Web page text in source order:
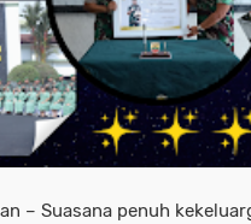
– Suasana penuh